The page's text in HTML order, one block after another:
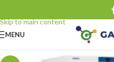
Skip to main content
MENU